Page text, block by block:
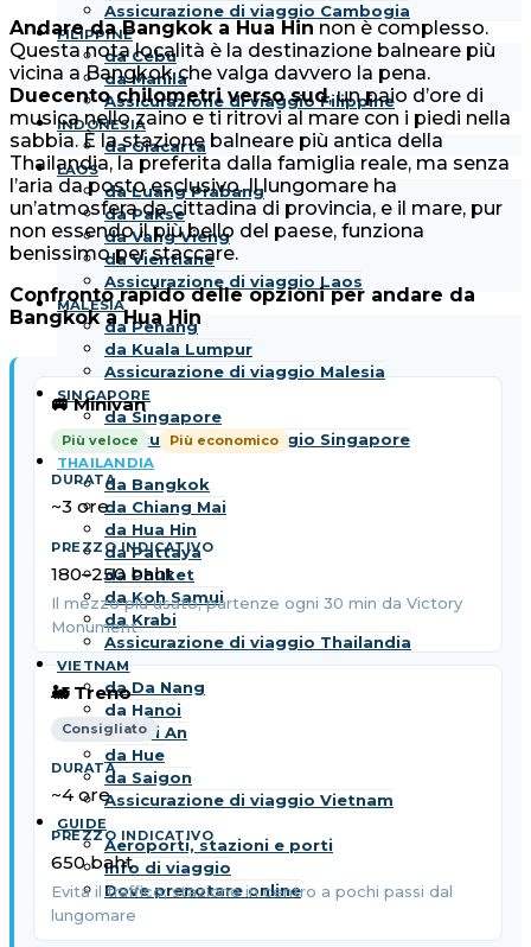
Assicurazione di viaggio Cambogia
FILIPPINE
da Cebu
da Manila
Assicurazione di viaggio Filippine
INDONESIA
da Giacarta
LAOS
da Luang Prabang
da Pakse
da Vang Vieng
da Vientiane
Assicurazione di viaggio Laos
MALESIA
da Penang
da Kuala Lumpur
Assicurazione di viaggio Malesia
SINGAPORE
da Singapore
Assicurazione di viaggio Singapore
THAILANDIA
da Bangkok
da Chiang Mai
da Hua Hin
da Pattaya
da Phuket
da Koh Samui
da Krabi
Assicurazione di viaggio Thailandia
VIETNAM
da Da Nang
da Hanoi
da Hoi An
da Hue
da Saigon
Assicurazione di viaggio Vietnam
GUIDE
Aeroporti, stazioni e porti
Info di viaggio
Dove prenotare online
Andare da Bangkok a Hua Hin non è complesso.
Questa nota località è la destinazione balneare più
vicina a Bangkok che valga davvero la pena.
Duecento chilometri verso sud, un paio d’ore di
musica nello zaino e ti ritrovi al mare con i piedi nella
sabbia. È la stazione balneare più antica della
Thailandia, la preferita dalla famiglia reale, ma senza
l’aria da posto esclusivo. Il lungomare ha
un’atmosfera da cittadina di provincia, e il mare, pur
non essendo il più bello del paese, funziona
benissimo per staccare.
Confronto rapido delle opzioni per andare da
Bangkok a Hua Hin
🚐 Minivan
Più veloce Più economico
~3 ore
180–250 baht
Il mezzo più usato; partenze ogni 30 min da Victory
Monument
🚂 Treno
Consigliato
~4 ore
650 baht
Evita il traffico; stazione in centro a pochi passi dal
lungomare